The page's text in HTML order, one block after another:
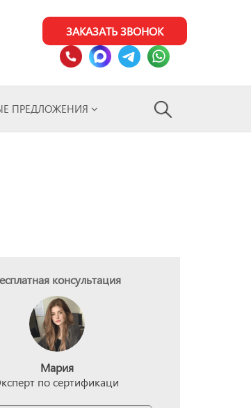
ЗАКАЗАТЬ ЗВОНОК
ПРЕДЛОЖЕНИЯ
консультация
Мария
по сертификаци